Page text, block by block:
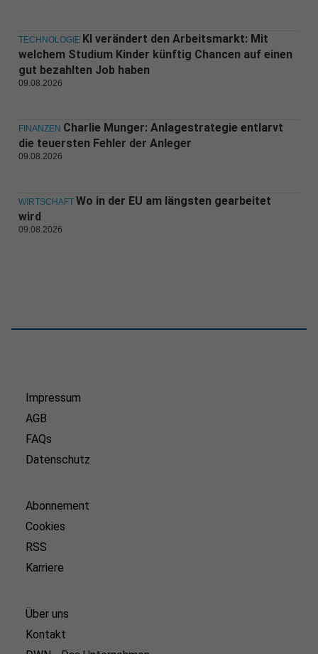
TECHNOLOGIE KI verändert den Arbeitsmarkt: Mit
welchem Studium Kinder künftig Chancen auf einen
gut bezahlten Job haben
09.08.2026
FINANZEN Charlie Munger: Anlagestrategie entlarvt
die teuersten Fehler der Anleger
09.08.2026
WIRTSCHAFT Wo in der EU am längsten gearbeitet
wird
09.08.2026
Impressum
AGB
FAQs
Datenschutz
Abonnement
Cookies
RSS
Karriere
Über uns
Kontakt